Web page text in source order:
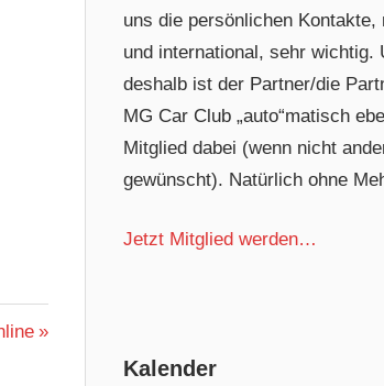
uns die persönlichen Kontakte,
und international, sehr wichtig.
deshalb ist der Partner/die
MG Car Club „auto“matisch
Mitglied dabei (wenn nicht
gewünscht). Natürlich ohne
Jetzt Mitglied werden…
Kalender